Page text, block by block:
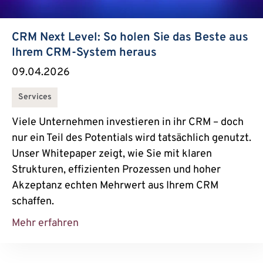
CRM Next Level: So holen Sie das Beste aus
Ihrem CRM-System heraus
09.04.2026
Services
Viele Unternehmen investieren in ihr CRM – doch
nur ein Teil des Potentials wird tatsächlich genutzt.
Unser Whitepaper zeigt, wie Sie mit klaren
Strukturen, effizienten Prozessen und hoher
Akzeptanz echten Mehrwert aus Ihrem CRM
schaffen.
Mehr erfahren